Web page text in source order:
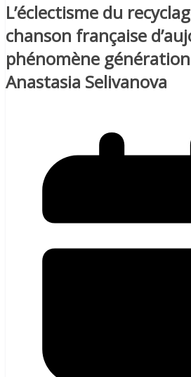
L’éclectisme du
chanson française
phénomène
Anastasia Selivanova